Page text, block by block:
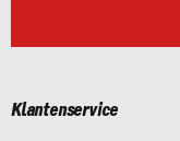
Klantenservice